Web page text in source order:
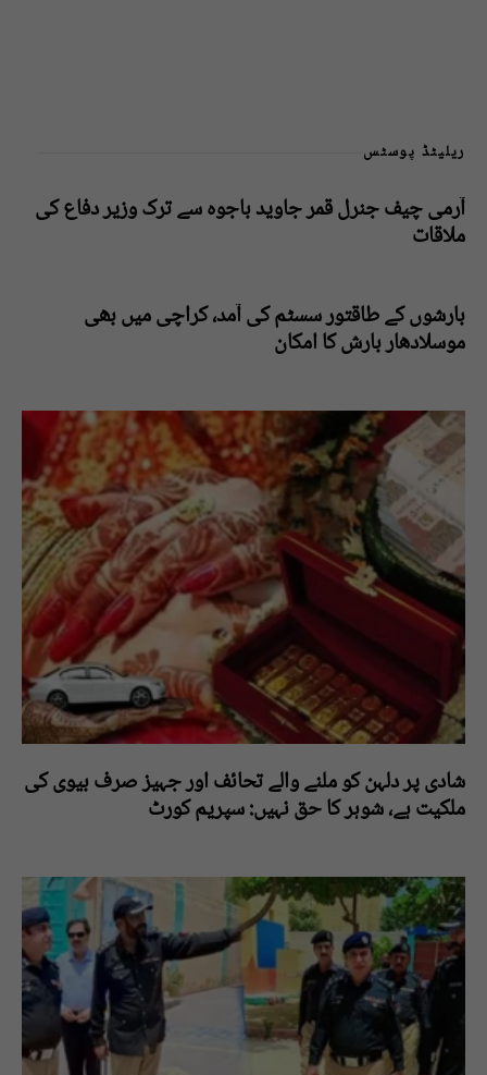
ریلیٹڈ پوسٹس
آرمی چیف جنرل قمر جاوید باجوہ سے ترک وزیر دفاع کی
ملاقات
بارشوں کے طاقتور سسٹم کی آمد، کراچی میں بھی
موسلادھار بارش کا امکان
شادی پر دلہن کو ملنے والے تحائف اور جہیز صرف بیوی کی
ملکیت ہے، شوہر کا حق نہیں: سپریم کورٹ